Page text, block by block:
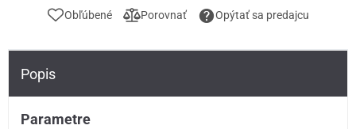
Obľúbené Porovnať Opýtať sa predajcu
Popis
Parametre